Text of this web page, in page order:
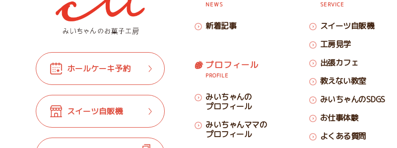
ホールケーキ予約
スイーツ自販機
NEWS
新着記事
プロフィール
PROFILE
みいちゃんの
プロフィール
みいちゃんママの
プロフィール
SERVICE
スイーツ自販機
工房見学
出張カフェ
教えない教室
みいちゃんのSDGS
お仕事体験
よくある質問